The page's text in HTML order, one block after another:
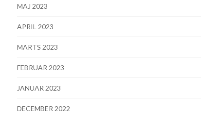
MAJ 2023
APRIL 2023
MARTS 2023
FEBRUAR 2023
JANUAR 2023
DECEMBER 2022